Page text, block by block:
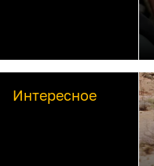
Интересное